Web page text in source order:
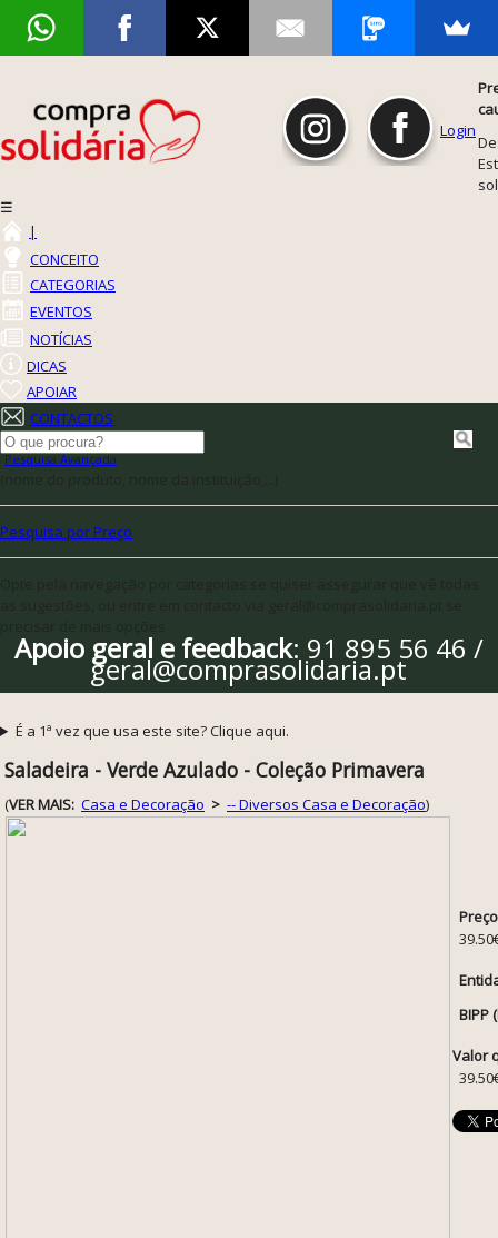
Login
☰
|
CONCEITO
CATEGORIAS
EVENTOS
NOTÍCIAS
DICAS
APOIAR
CONTACTOS
Pesquisa Avançada
Pesquisa por Preço
Apoio geral e feedback: 91 895 56 46 /
geral@comprasolidaria.pt
É a 1ª vez que usa este site? Clique aqui.
Saladeira - Verde Azulado - Coleção Primavera
(VER MAIS: Casa e Decoração > -- Diversos Casa e Decoração)
BIPP
Valor